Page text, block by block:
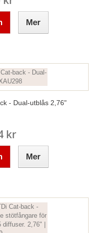
Mer
- Dual-utblås 2,76"
kr
Mer